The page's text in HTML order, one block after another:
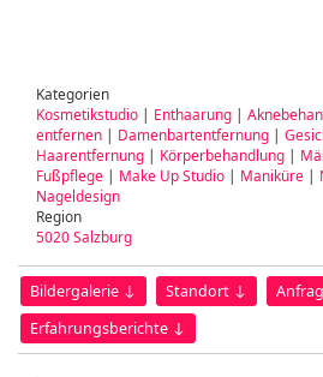
Kategorien
Kosmetikstudio | Enthaarung |
entfernen | Damenbartentfernung |
Haarentfernung | Körperbehandlung |
Fußpflege | Make Up Studio | Maniküre |
Nageldesign
Region
5020 Salzburg
Bildergalerie ↓ Standort ↓
Erfahrungsberichte ↓